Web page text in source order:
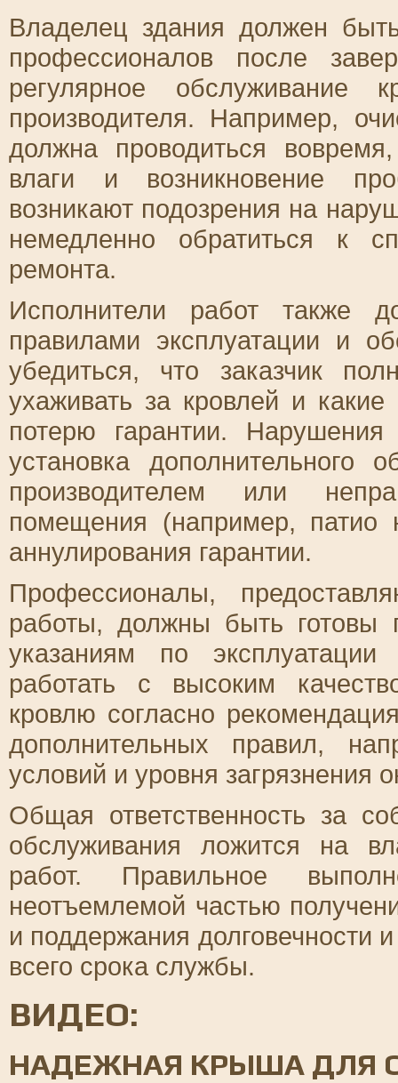
Владелец здания должен
профессионалов после
регулярное обслуживание
производителя. Например,
должна проводиться
влаги и возникновение
возникают подозрения на
немедленно обратиться к
ремонта.
Исполнители работ также
правилами эксплуатации и
убедиться, что заказчик
ухаживать за кровлей и
потерю гарантии. Нарушения
установка дополнительного
производителем или
помещения (например, патио
аннулирования гарантии.
Профессионалы,
работы, должны быть готовы
указаниям по
работать с высоким
кровлю согласно
дополнительных правил,
условий и уровня загрязнения
Общая ответственность за
обслуживания ложится на
работ. Правильное
неотъемлемой частью
и поддержания долговечности
всего срока службы.
ВИДЕО:
НАДЕЖНАЯ КРЫША ДЛЯ